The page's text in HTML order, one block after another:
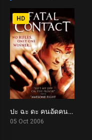
6.5
HD
ปะ ฉะ ดะ คนอัดคน Fatal Contact (2006)
05 Oct 2006